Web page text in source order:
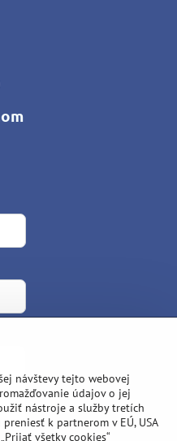
návštevy tejto webovej
údajov o jej
nástroje a služby tretích
k partnerom v EÚ, USA
všetky cookies“